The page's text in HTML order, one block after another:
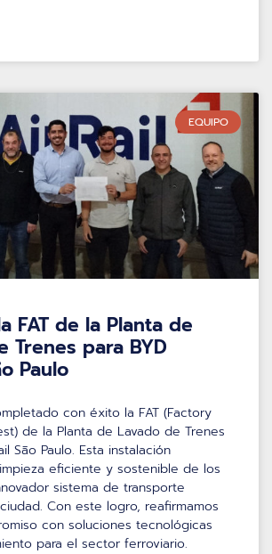
EQUIPO
FAT de la Planta de
Trenes para BYD
Paulo
con éxito la FAT (Factory
de la Planta de Lavado de Trenes
São Paulo. Esta instalación
eficiente y sostenible de los
sistema de transporte
Con este logro, reafirmamos
con soluciones tecnológicas
para el sector ferroviario.